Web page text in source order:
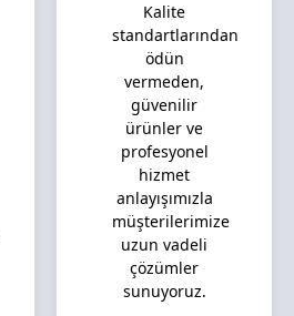
Kalite
standartlarından
ödün
vermeden,
güvenilir
ürünler ve
profesyonel
hizmet
anlayışımızla
müşterilerimize
uzun vadeli
çözümler
sunuyoruz.